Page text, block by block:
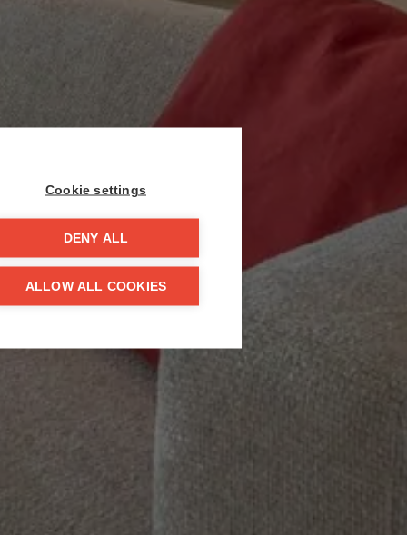
Cookie settings
DENY ALL
ALLOW ALL COOKIES